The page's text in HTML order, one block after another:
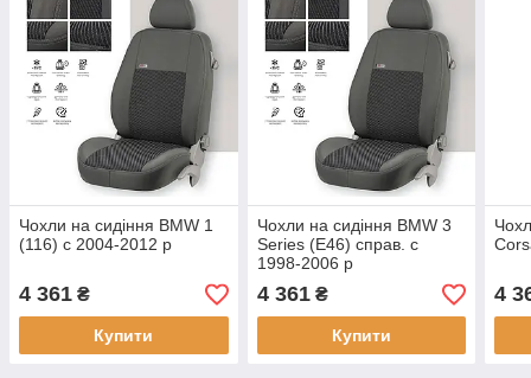
Чохли на сидіння BMW 1
(116) c 2004-2012 р
4 361 ₴
Купити
Чохли на сидіння BMW 3
Series (E46) справ. c
1998-2006 р
4 361₴
Купити
4